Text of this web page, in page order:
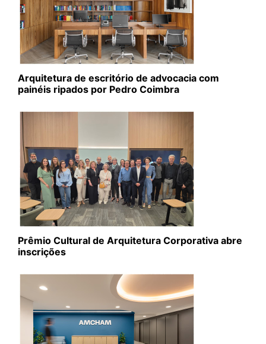
Arquitetura de escritório de advocacia com
painéis ripados por Pedro Coimbra
Prêmio Cultural de Arquitetura Corporativa abre
inscrições